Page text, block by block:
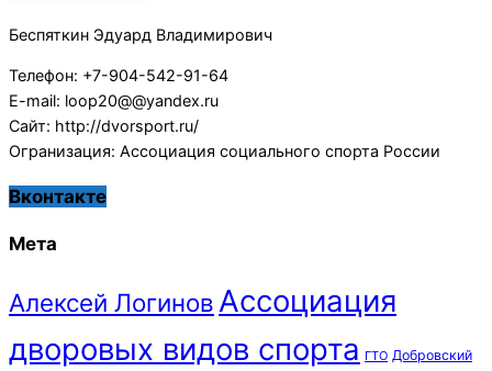
Беспяткин Эдуард Владимирович
Телефон: +7-904-542-91-64
E-mail: loop20@@yandex.ru
Сайт: http://dvorsport.ru/
Огранизация: Ассоциация социального спорта России
Вконтакте
Мета
Алексей Логинов Ассоциация
дворовых видов спорта ГТО Добровский